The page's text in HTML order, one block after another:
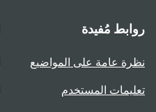
روابط مُفيدة
نظرة عامة على المواضيع
تعليمات المستخدم